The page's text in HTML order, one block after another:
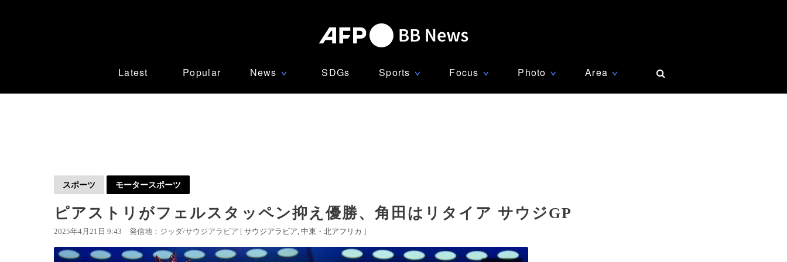
Latest Popular News ∨ SDGs Sports ∨ Focus ∨ Photo ∨ Area ∨
スポーツ モータースポーツ
ピアストリがフェルスタッペン抑え優勝、角田はリタイア サウジGP
2025年4月21日 9:43 発信地：ジッダ/サウジアラビア [ サウジアラビア 中東・北アフリカ ]